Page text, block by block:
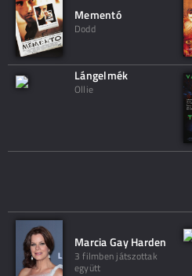
Mementó
Dodd
Lángelmék
Ollie
Marcia Gay Harden
3 filmben játszottak
együtt